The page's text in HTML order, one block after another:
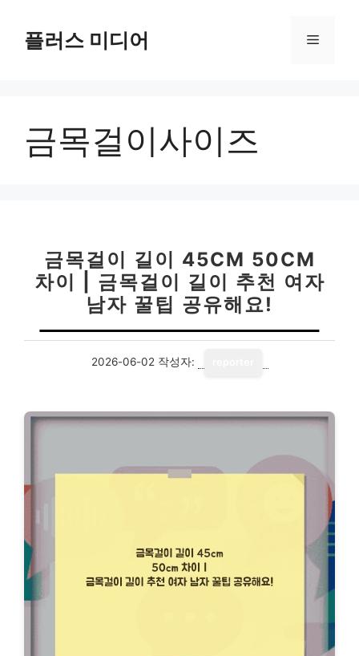
플러스 미디어 메
금목걸이사이즈
금목걸이 길이 45CM 50CM
차이 | 금목걸이 길이 추천 여자
남자 꿀팁 공유해요!
2026-06-02 작성자: